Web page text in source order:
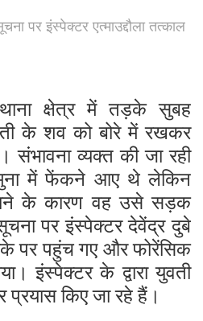
पर इंस्पेक्टर एत्माउद्दौला तत्काल
थाना क्षेत्र में तड़के सुबह
के शव को बोरे में रखकर
संभावना व्यक्त की जा रही
में फेंकने आए थे लेकिन
के कारण वह उसे सड़क
पर इंस्पेक्टर देवेंद्र दुबे
पर पहुंच गए और फोरेंसिक
इंस्पेक्टर के द्वारा युवती
प्रयास किए जा रहे हैं।
World